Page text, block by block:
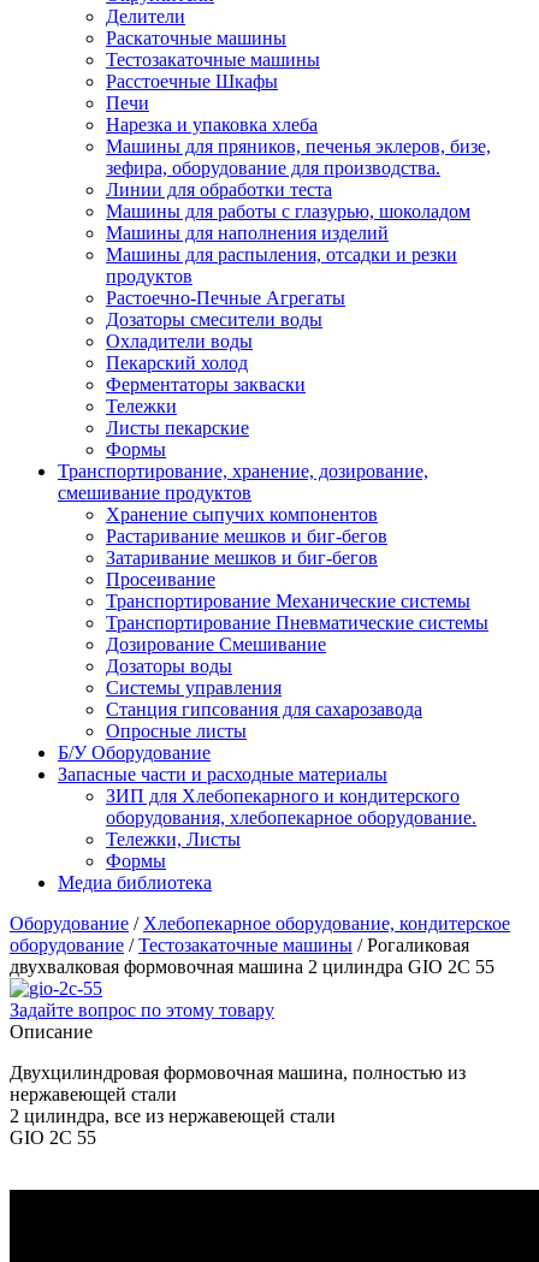
Делители
Раскаточные машины
Тестозакаточные машины
Расстоечные Шкафы
Печи
Нарезка и упаковка хлеба
Машины для пряников, печенья эклеров, бизе,
зефира, оборудование для производства.
Линии для обработки теста
Машины для работы с глазурью, шоколадом
Машины для наполнения изделий
Машины для распыления, отсадки и резки
продуктов
Растоечно-Печные Агрегаты
Дозаторы смесители воды
Охладители воды
Пекарский холод
Ферментаторы закваски
Тележки
Листы пекарские
Формы
Транспортирование, хранение, дозирование,
смешивание продуктов
Хранение сыпучих компонентов
Растаривание мешков и биг-бегов
Затаривание мешков и биг-бегов
Просеивание
Транспортирование Механические системы
Транспортирование Пневматические системы
Дозирование Смешивание
Дозаторы воды
Системы управления
Станция гипсования для сахарозавода
Опросные листы
Б/У Оборудование
Запасные части и расходные материалы
ЗИП для Хлебопекарного и кондитерского
оборудования, хлебопекарное оборудование.
Тележки, Листы
Формы
Медиа библиотека
Оборудование /Хлебопекарное оборудование, кондитерское
оборудование /Тестозакаточные машины /Рогаликовая
двухвалковая формовочная машина 2 цилиндра GIO 2C 55
Задайте вопрос по этому товару
Описание
Двухцилиндровая формовочная машина, полностью из
нержавеющей стали
2 цилиндра, все из нержавеющей стали
GIO 2C 55